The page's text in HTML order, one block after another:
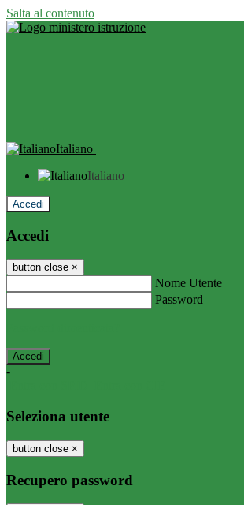
Salta al contenuto
Italiano
Italiano
Accedi
Accedi
button close ×
Nome Utente
Password
-
Seleziona utente
button close ×
Recupero password